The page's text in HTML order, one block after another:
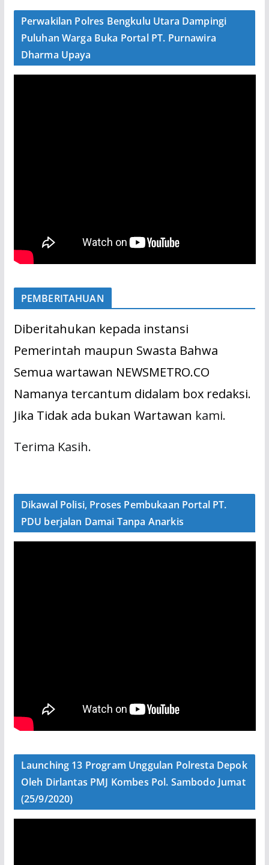
Perwakilan Polres Bengkulu Utara Dampingi
Puluhan Warga Buka Portal PT. Purnawira
Dharma Upaya
PEMBERITAHUAN
Diberitahukan kepada instansi
Pemerintah maupun Swasta Bahwa
Semua wartawan NEWSMETRO.CO
Namanya tercantum didalam box redaksi.
Jika Tidak ada bukan Wartawan kami.
Terima Kasih.
Dikawal Polisi, Proses Pembukaan Portal PT.
PDU berjalan Damai Tanpa Anarkis
Launching 13 Program Unggulan Polresta Depok
Oleh Dirlantas PMJ Kombes Pol. Sambodo Jumat
(25/9/2020)